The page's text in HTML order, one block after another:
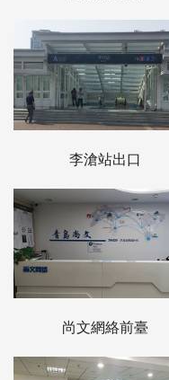
李滄站出口
尚文網絡前臺